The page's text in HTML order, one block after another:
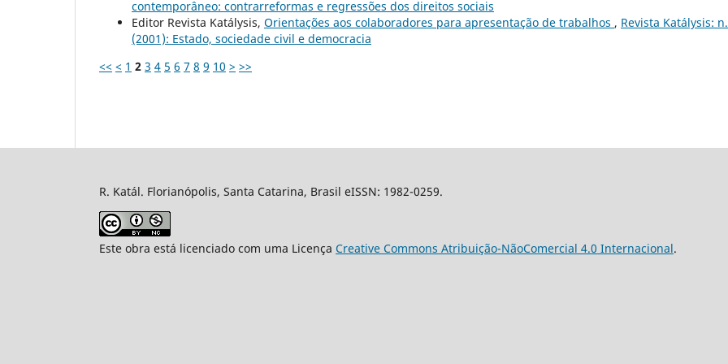
contemporâneo: contrarreformas e regressões dos direitos sociais
Editor Revista Katálysis, Orientações aos colaboradores para apresentação de trabalhos , Revista Katálysis:
(2001): Estado, sociedade civil e democracia
<< < 1 2 3 4 5 6 7 8 9 10 > >>
R. Katál. Florianópolis, Santa Catarina, Brasil eISSN: 1982-0259.
Este obra está licenciado com uma Licença Creative Commons Atribuição-NãoComercial 4.0 Internacional.